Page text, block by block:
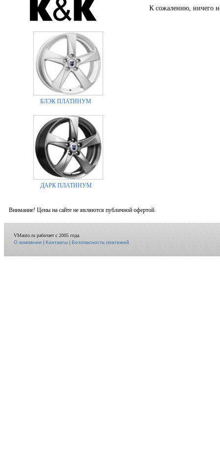
БЛЭК ПЛАТИНУМ
ДАРК ПЛАТИНУМ
К сожалению, ничего
Внимание! Цены на сайте не являются публичной офертой.
VMauto.ru работает с 2005 года.
О компании|Контакты|Безопасность платежей